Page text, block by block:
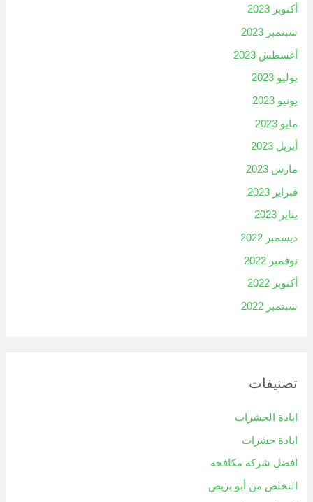
أكتوبر 2023
سبتمبر 2023
أغسطس 2023
يوليو 2023
يونيو 2023
مايو 2023
أبريل 2023
مارس 2023
فبراير 2023
يناير 2023
ديسمبر 2022
نوفمبر 2022
أكتوبر 2022
سبتمبر 2022
تصنيفات
ابادة الحشرات
ابادة حشرات
افضل شركة مكافحة
التخلص من أبو بريص